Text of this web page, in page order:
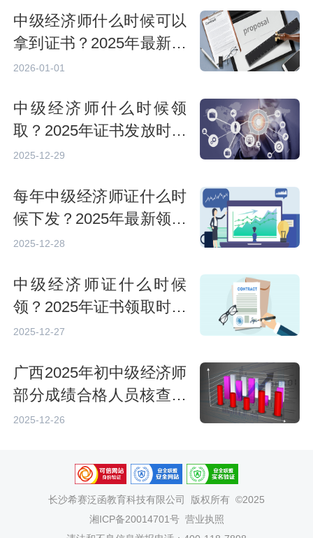
中级经济师什么时候可以
拿到证书？2025年最新领
取时间与方式解析
2026-01-01
中级经济师什么时候领
取？2025年证书发放时间
及领取方式详解
2025-12-29
每年中级经济师证什么时
候下发？2025年最新领取
时间及方式解析
2025-12-28
中级经济师证什么时候
领？2025年证书领取时间
及方式详解
2025-12-27
广西2025年初中级经济师
部分成绩合格人员核查结
果（3人不通过）
2025-12-26
长沙希赛泛函教育科技有限公司
版权所有 ©2025
湘ICP备20014701号 营业执照